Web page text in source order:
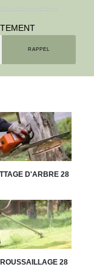
D'ARBRE 28
28